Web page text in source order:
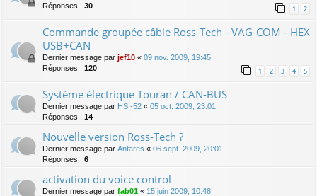
Réponses : 30 1 2
Commande groupée câble Ross-Tech - VAG-COM - HEX
USB+CAN
Dernier message par jef10 « 09 nov. 2009, 19:45
Réponses : 120 1 2 3 4 5
Système électrique Touran / CAN-BUS
Dernier message par HSI-52 « 05 oct. 2009, 23:01
Réponses : 14
Nouvelle version Ross-Tech ?
Dernier message par Antares « 06 sept. 2009, 20:01
Réponses : 6
activation du voice control
Dernier message par fab01 « 15 juin 2009, 10:48